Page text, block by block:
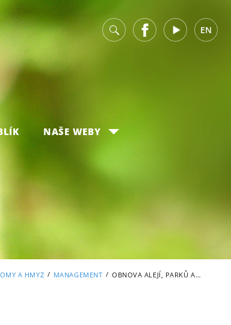
v FacebookYoutube EN
NAŠE WEBY
A HMYZ / MANAGEMENT / OBNOVA ALEJÍ, PARKŮ A ZAHRAD